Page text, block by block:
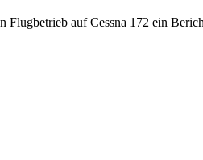
Flugbetrieb auf Cessna 172 ein